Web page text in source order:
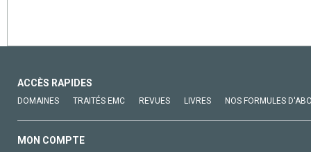
ACCÈS RAPIDES
DOMAINES TRAITÉS EMC REVUES LIVRES NOS FORMULES
MON COMPTE